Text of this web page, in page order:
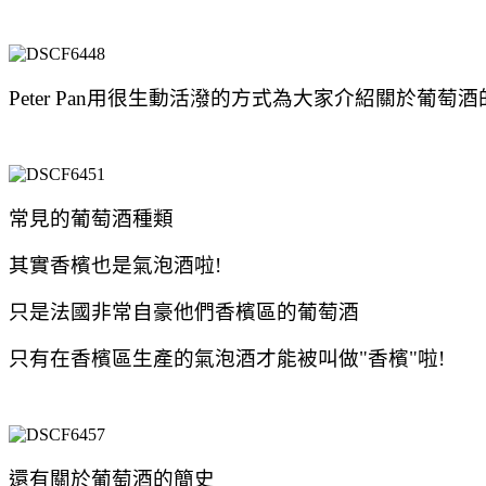
Peter Pan用很生動活潑的方式為大家介紹關於葡萄酒
常見的葡萄酒種類
其實香檳也是氣泡酒啦!
只是法國非常自豪他們香檳區的葡萄酒
只有在香檳區生產的氣泡酒才能被叫做"香檳"啦!
還有關於葡萄酒的簡史